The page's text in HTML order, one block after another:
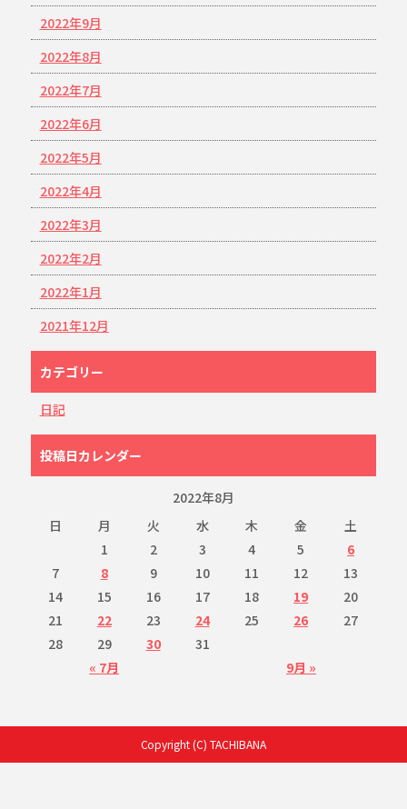
2022年9月
2022年8月
2022年7月
2022年6月
2022年5月
2022年4月
2022年3月
2022年2月
2022年1月
2021年12月
カテゴリー
日記
投稿日カレンダー
2022年8月
日
月 火 水 木 金 土
« 7月 9月 »
1 2 3 4 5
6
7
8 9 10 11 12
13
14
15 16 17 18 19
20
21
22 23 24 25 26
27
28
29 30 31
Copyright (C) TACHIBANA